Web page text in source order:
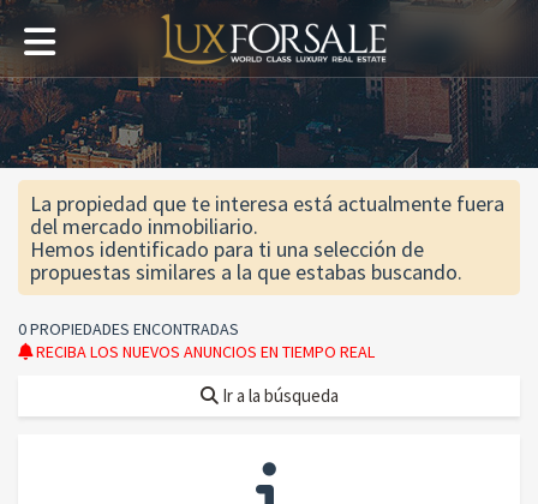
La propiedad que te interesa está actualmente fuera
del mercado inmobiliario.
Hemos identificado para ti una selección de
propuestas similares a la que estabas buscando.
0 PROPIEDADES ENCONTRADAS
RECIBA LOS NUEVOS ANUNCIOS EN TIEMPO REAL
Ir a la búsqueda